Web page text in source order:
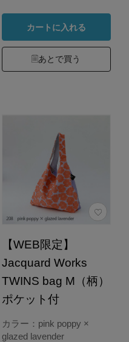
カートに入れる
あとで買う
【WEB限定】
Jacquard Works
TWINS bag M（柄）
ポケット付
カラー：pink poppy ×
glazed lavender